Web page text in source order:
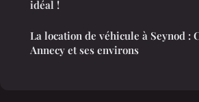
idéal !
La location de véhicule à Seynod :
Annecy et ses environs